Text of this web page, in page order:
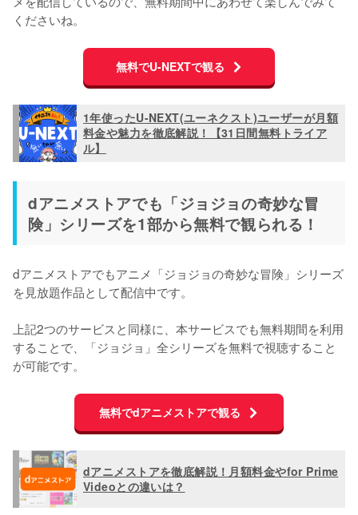
くださいね。
無料でU-NEXTで観る
1年使ったU-NEXT(ユーネクスト)ユーザーが月額
料金や魅力を徹底解説！【31日間無料トライア
ル】
dアニメストアでも「ジョジョの奇妙な冒
険」シリーズを1部から無料で観られる！
dアニメストアでもアニメ「ジョジョの奇妙な冒険」シリーズ
を見放題作品として配信中です。
上記2つのサービスと同様に、本サービスでも無料期間を利用
することで、「ジョジョ」全シリーズを無料で視聴すること
が可能です。
無料でdアニメストアで観る
dアニメストアを徹底解説！月額料金やfor Prime
Videoとの違いは？